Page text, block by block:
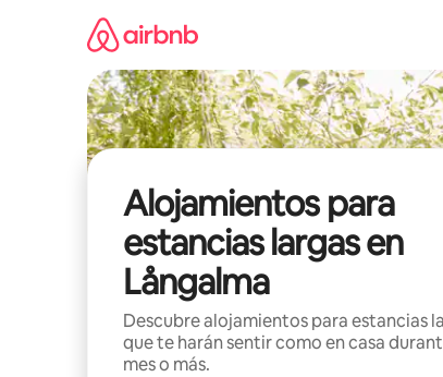
Alojamientos para
estancias largas en
Långalma
Descubre alojamientos para estancias
que te harán sentir como en casa
mes o más.